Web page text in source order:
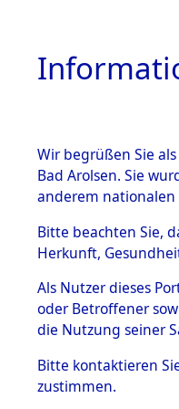
BESTÄNDE
Inhaftierungsdoku
mente
5. Verschiedenes
Todesmärsche
5.3.1 Alliierte
Wir begrüßen Sie
Bad Arolsen. Sie
anderem nationalen
Bitte beachten Sie,
Herkunft,
Als Nutzer dieses
oder Betroffener
die Nutzung seiner
Bitte kontaktieren
zustimmen.